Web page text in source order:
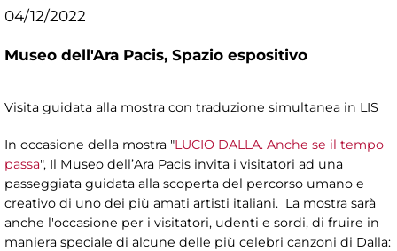
04/12/2022
Museo dell'Ara Pacis, Spazio espositivo
Visita guidata alla mostra con traduzione simultanea in LIS
In occasione della mostra "LUCIO DALLA. Anche se il tempo
passa", Il Museo dell’Ara Pacis invita i visitatori ad una
passeggiata guidata alla scoperta del percorso umano e
creativo di uno dei più amati artisti italiani. La mostra sarà
anche l'occasione per i visitatori, udenti e sordi, di fruire in
maniera speciale di alcune delle più celebri canzoni di Dalla: